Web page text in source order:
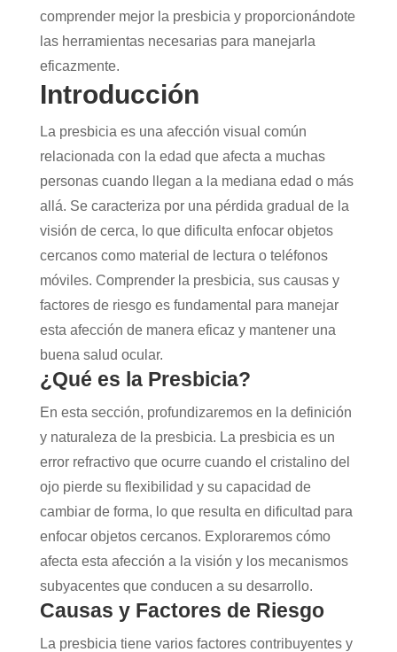
comprender mejor la presbicia y proporcionándote
las herramientas necesarias para manejarla
eficazmente.
Introducción
La presbicia es una afección visual común
relacionada con la edad que afecta a muchas
personas cuando llegan a la mediana edad o más
allá. Se caracteriza por una pérdida gradual de la
visión de cerca, lo que dificulta enfocar objetos
cercanos como material de lectura o teléfonos
móviles. Comprender la presbicia, sus causas y
factores de riesgo es fundamental para manejar
esta afección de manera eficaz y mantener una
buena salud ocular.
¿Qué es la Presbicia?
En esta sección, profundizaremos en la definición
y naturaleza de la presbicia. La presbicia es un
error refractivo que ocurre cuando el cristalino del
ojo pierde su flexibilidad y su capacidad de
cambiar de forma, lo que resulta en dificultad para
enfocar objetos cercanos. Exploraremos cómo
afecta esta afección a la visión y los mecanismos
subyacentes que conducen a su desarrollo.
Causas y Factores de Riesgo
La presbicia tiene varios factores contribuyentes y